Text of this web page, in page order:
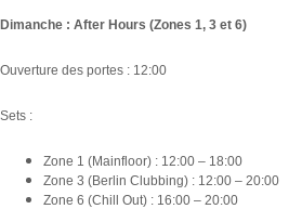
Dimanche : After Hours (Zones 1, 3 et 6)
Ouverture des portes : 12:00
Sets :
Zone 1 (Mainfloor) : 12:00 – 18:00
Zone 3 (Berlin Clubbing) : 12:00 – 20:00
Zone 6 (Chill Out) : 16:00 – 20:00